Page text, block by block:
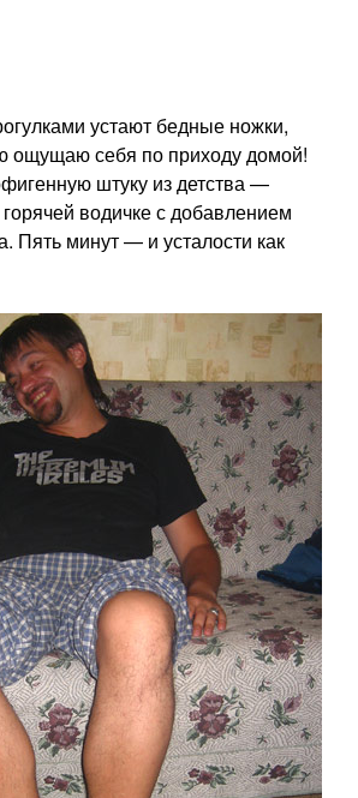
устают бедные ножки,
ощущаю себя по приходу домой!
штуку из детства —
водичке с добавлением
Пять минут — и усталости как